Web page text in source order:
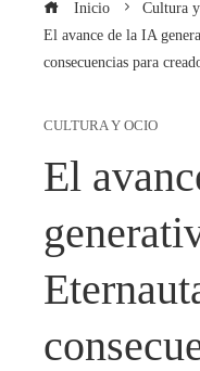
Inicio
Cultura
El avance de la IA
consecuencias para
CULTURA Y OCIO
El